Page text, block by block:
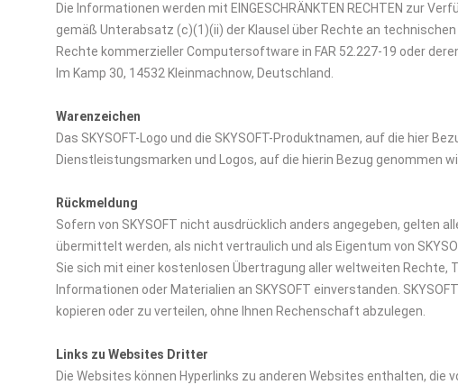
Die Informationen werden mit EINGESCHRÄNKTEN RECHTEN zur
gemäß Unterabsatz (c)(1)(ii) der Klausel über Rechte an
Rechte kommerzieller Computersoftware in FAR 52.227-19 oder
Im Kamp 30, 14532 Kleinmachnow, Deutschland.
Warenzeichen
Das SKYSOFT-Logo und die SKYSOFT-Produktnamen, auf die hier
Dienstleistungsmarken und Logos, auf die hierin Bezug genommen
Rückmeldung
Sofern von SKYSOFT nicht ausdrücklich anders angegeben, gelten
übermittelt werden, als nicht vertraulich und als Eigentum von
Sie sich mit einer kostenlosen Übertragung aller weltweiten
Informationen oder Materialien an SKYSOFT einverstanden.
kopieren oder zu verteilen, ohne Ihnen Rechenschaft abzulegen.
Links zu Websites Dritter
Die Websites können Hyperlinks zu anderen Websites enthalten,